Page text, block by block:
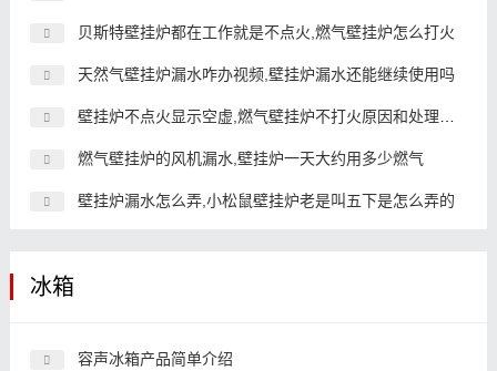
贝斯特壁挂炉都在工作就是不点火,燃气壁挂炉怎么打火
天然气壁挂炉漏水咋办视频,壁挂炉漏水还能继续使用吗
壁挂炉不点火显示空虚,燃气壁挂炉不打火原因和处理方法
燃气壁挂炉的风机漏水,壁挂炉一天大约用多少燃气
壁挂炉漏水怎么弄,小松鼠壁挂炉老是叫五下是怎么弄的
冰箱
容声冰箱产品简单介绍